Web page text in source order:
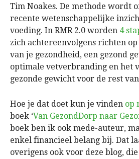
Tim Noakes. De methode wordt
recente wetenschappelijke
voeding. In RMR 2.0 worden 4
zich achtereenvolgens richten
van je gezondheid, een gezond
optimale vetverbranding en het
gezonde gewicht voor de rest
Hoe je dat doet kun je vinden op
boek ‘Van GezondDorp naar
boek ben ik ook mede-auteur,
enkel financieel belang bij. Dat
overigens ook voor deze blog,